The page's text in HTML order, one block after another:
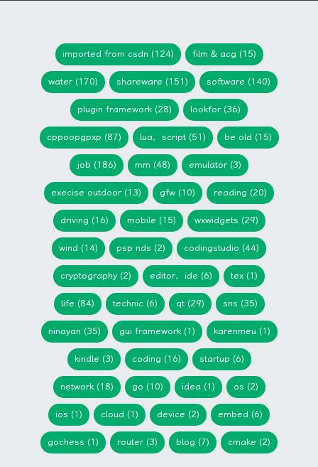
imported from csdn (124) film & acg (15)
water (170) shareware (151) software (140)
plugin framework (28) lookfor (36)
cppoopgpxp (87) lua，script (51) be old (15)
job (186) mm (48) emulator (3)
execise outdoor (13) gfw (10) reading (20)
driving (16) mobile (15) wxwidgets (29)
wind (14) psp nds (2) codingstudio (44)
cryptography (2) editor，ide (6) tex (1)
life (84) technic (6) qt (29) sns (35)
ninayan (35) gui framework (1) karenmeu (1)
kindle (3) coding (16) startup (6)
network (18) go (10) idea (1) os (2)
ios (1) cloud (1) device (2) embed (6)
gochess (1) router (3) blog (7) cmake (2)